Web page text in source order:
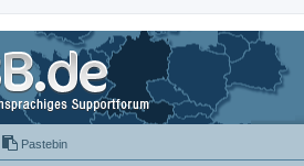
Pastebin